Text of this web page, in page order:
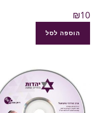
₪10
הוספה לסל